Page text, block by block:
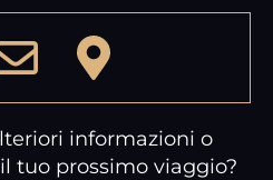
informazioni o
tuo prossimo viaggio?